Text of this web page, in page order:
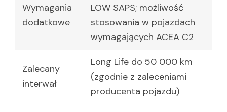
Wymagania
dodatkowe
LOW SAPS; możliwość
stosowania w pojazdach
wymagających ACEA C2
Zalecany
interwał
Long Life do 50 000 km
(zgodnie z zaleceniami
producenta pojazdu)